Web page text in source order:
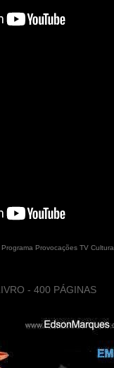
Provocações TV Cultura
- 400 PÁGINAS